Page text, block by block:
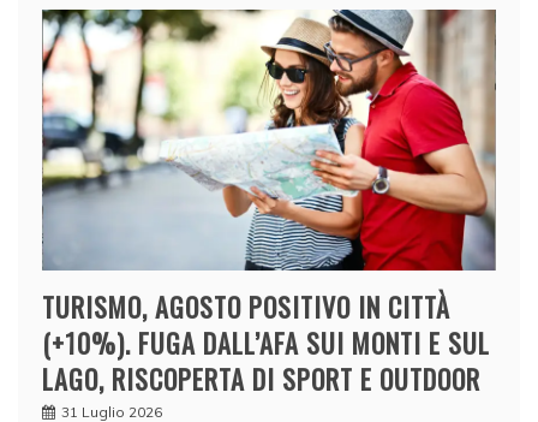
t
o
g
g
i
l
l
a
G
i
TURISMO, AGOSTO POSITIVO IN CITTÀ
(+10%). FUGA DALL’AFA SUI MONTI E SUL
LAGO, RISCOPERTA DI SPORT E OUTDOOR
31 Luglio 2026